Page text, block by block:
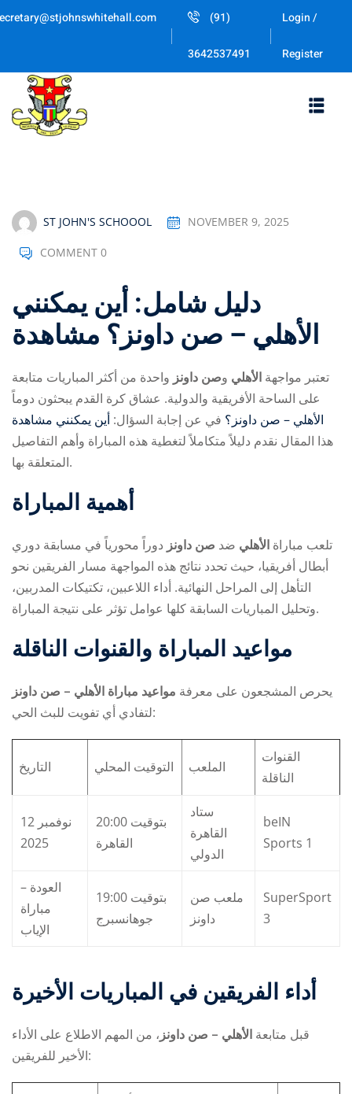
Skip
(91)
3642537491
Login /
Register
ST JOHN'S SCHOOOL NOVEMBER 9, 2025
COMMENT 0
دليل شامل: أين يمكنني
مشاهدة ‎الأهلي – صن داونز؟
تعتبر مواجهة الأهلي وصن داونز واحدة من أكثر المباريات متابعة
على الساحة الأفريقية والدولية. عشاق كرة القدم يبحثون دوماً
عن إجابة السؤال:
أين يمكنني مشاهدة ‎الأهلي – صن داونز؟ في
هذا المقال نقدم دليلاً متكاملاً لتغطية هذه المباراة وأهم التفاصيل
المتعلقة بها.
أهمية المباراة
تلعب مباراة الأهلي ضد صن داونز دوراً محورياً في مسابقة دوري
أبطال أفريقيا، حيث تحدد نتائج هذه المواجهة مسار الفريقين نحو
التأهل إلى المراحل النهائية. أداء اللاعبين، تكتيكات المدربين،
وتحليل المباريات السابقة كلها عوامل تؤثر على نتيجة المباراة.
مواعيد المباراة والقنوات الناقلة
يحرص المشجعون على معرفة مواعيد مباراة الأهلي – صن داونز
لتفادي أي تفويت للبث الحي:
التاريخ التوقيت المحلي الملعب
القنوات
الناقلة
12 نوفمبر
2025
20:00 بتوقيت
القاهرة
ستاد
القاهرة
الدولي
beIN
Sports 1
العودة –
مباراة
الإياب
19:00 بتوقيت
جوهانسبرج
ملعب صن
داونز
SuperSport
3
أداء الفريقين في المباريات الأخيرة
قبل متابعة الأهلي – صن داونز ، من المهم الاطلاع على الأداء
الأخير للفريقين: